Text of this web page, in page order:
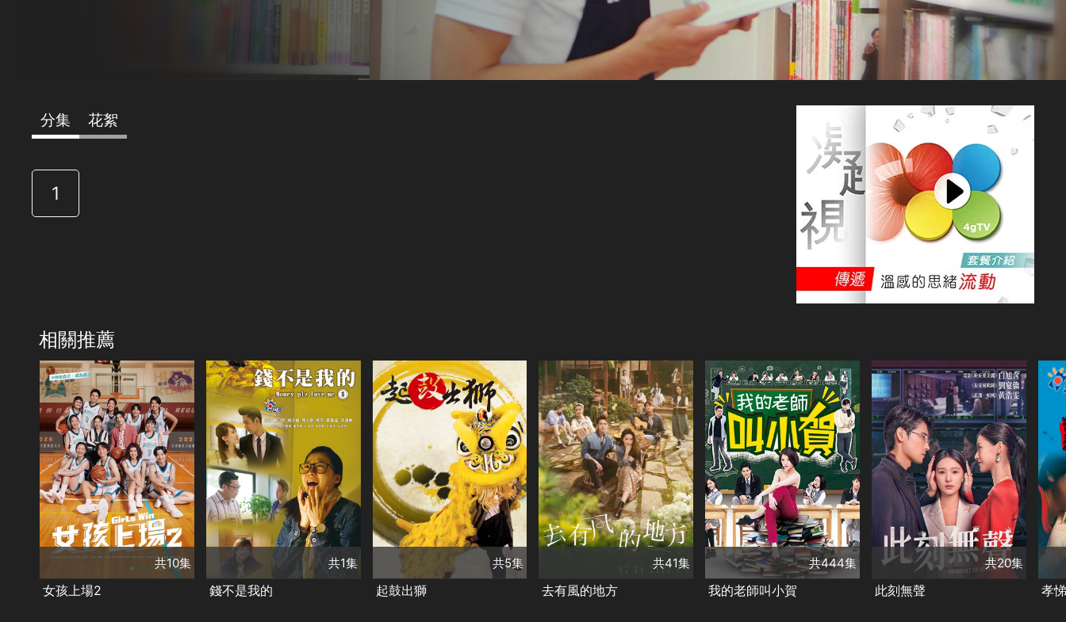
分集 花絮
1
相關推薦
共10集
演員
安心亞
羅宏正
楊晴
蔡佳芸
黃騰浩
楊麗音
夏靖庭
類別
台灣好戲
偶像劇
青春校園
讓浪漫在銀幕蔓延
客家戲劇共10集
女孩上場2
共1集
演員
楊小黎
楊子儀
馬力歐
林埈永
黃露瑤
吳迦樂
類別
單元劇集 共1集
錢不是我的
共5集
演員
戚冠軍 葛蕾
太保
陶傳正
邵志項
高英軒
謝盈萱
陳子強
李依瑾
郭唐佑
高允漢
增山裕紀
楊銘威
陳禕倫
張世賢
類別
台灣好戲 金鐘戲劇共5集
起鼓出獅
共41集
演員
劉亦菲
李現
胡冰卿
牛駿峰
董晴
范帥琦
馬夢唯
趙子琪
馬柏全
楊昆
艾麗婭
崔奕
傅迦
焦剛
張磊
郝文婷
類別
甜寵愛情❤️
讓浪漫在銀幕蔓延
共41集
去有風的地方
共444集
演員
Gino
白家綺
劉香慈
王樂妍
錢君仲
董至成
周孝安
陳幼芳
類別
台灣好戲
偶像劇
民視好戲
共444集
我的老師叫小賀
共20集
演員
劉思辰 王庭旭
類別
甜寵愛情❤️
精彩陸劇
✨
新年追劇指南共20集
此刻無聲
演
呂
何
類
孝